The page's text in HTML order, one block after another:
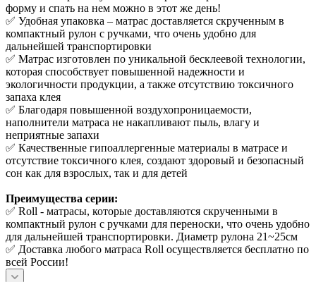
форму и спать на нем можно в этот же день!
✅ Удобная упаковка – матрас доставляется скрученным в
компактный рулон с ручками, что очень удобно для
дальнейшей транспортировки
✅ Матрас изготовлен по уникальной бесклеевой технологии,
которая способствует повышенной надежности и
экологичности продукции, а также отсутствию токсичного
запаха клея
✅ Благодаря повышенной воздухопроницаемости,
наполнители матраса не накапливают пыль, влагу и
неприятные запахи
✅ Качественные гипоаллергенные материалы в матрасе и
отсутствие токсичного клея, создают здоровый и безопасный
сон как для взрослых, так и для детей
Преимущества серии:
✅ Roll - матрасы, которые доставляются скрученными в
компактный рулон с ручками для переноски, что очень удобно
для дальнейшей транспортировки. Диаметр рулона 21~25см
✅ Доставка любого матраса Roll осуществляется бесплатно по
всей России!